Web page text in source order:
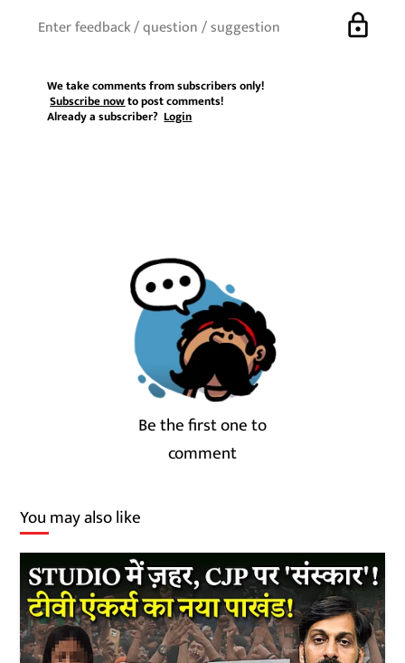
lock
We take comments from subscribers only!
Subscribe nowto post comments!
Already a subscriber?Login
Be the first one to
comment
You may also like